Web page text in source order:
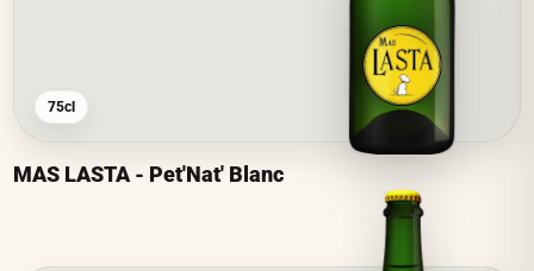
75cl
MAS LASTA - Pet'Nat' Blanc